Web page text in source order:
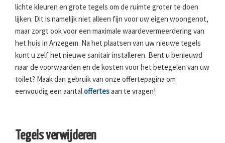
lichte kleuren en grote tegels om de ruimte groter te doen
lijken. Dit is namelijk niet alleen fijn voor uw eigen woongenot,
maar zorgt ook voor een maximale waardevermeerdering van
het huis in Anzegem. Na het plaatsen van uw nieuwe tegels
kunt u zelf het nieuwe sanitair installeren. Bent u benieuwd
naar de voorwaarden en de kosten voor het betegelen van uw
toilet? Maak dan gebruik van onze offertepagina om
eenvoudig een aantaloffertesaan te vragen!
Tegels verwijderen